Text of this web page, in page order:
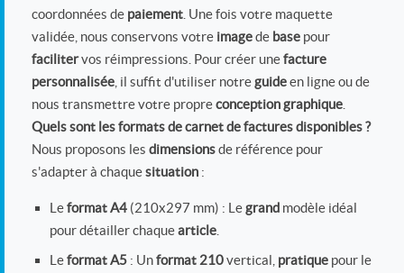
coordonnées de paiement . Une fois votre maquette
validée, nous conservons votre imagede base pour
facilitervos réimpressions. Pour créer unefacture
personnalisée , il suffit d'utiliser notreguideen ligne ou de
nous transmettre votre propreconception graphique
Quels sont les formats de carnet de factures disponibles ?
Nous proposons les dimensionsde référence pour
s'adapter à chaquesituation :
Leformat A4 (210x297 mm) : Legrand modèle idéal
pour détailler chaquearticle
Leformat A5 : Unformat 210vertical, pratique pour le